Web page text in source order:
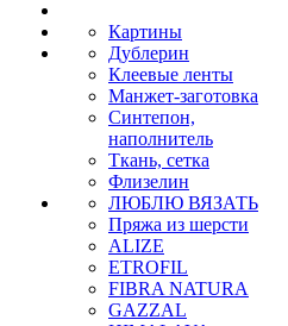
Картины
Дублерин
Клеевые ленты
Манжет-заготовка
Синтепон,
наполнитель
Ткань, сетка
Флизелин
ЛЮБЛЮ ВЯЗАТЬ
Пряжа из шерсти
ALIZE
ETROFIL
FIBRA NATURA
GAZZAL